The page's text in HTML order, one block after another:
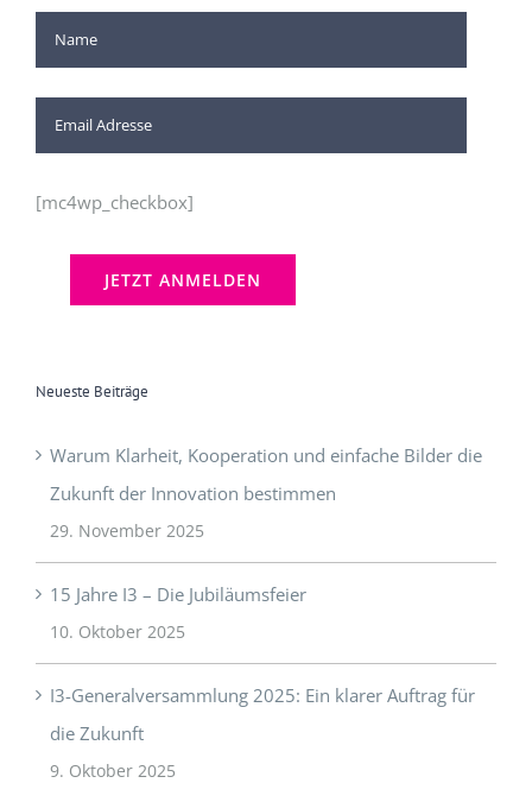
[mc4wp_checkbox]
Neueste Beiträge
Warum Klarheit, Kooperation und einfache Bilder die
Zukunft der Innovation bestimmen
29. November 2025
15 Jahre I3 – Die Jubiläumsfeier
10. Oktober 2025
I3-Generalversammlung 2025: Ein klarer Auftrag für
die Zukunft
9. Oktober 2025